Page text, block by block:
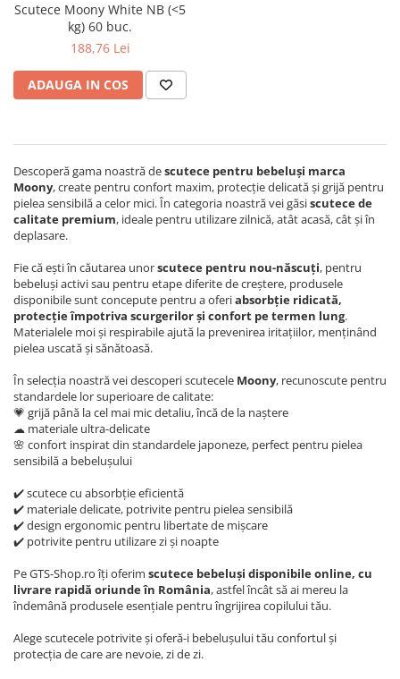
Scutece Moony White NB (<5
kg) 60 buc.
188,76 Lei
ADAUGA IN COS
Descoperă gama noastră descutece pentru bebeluși marca
Moony, create pentru confort maxim, protecție delicată și grijă pentru
pielea sensibilă a celor mici. În categoria noastră vei găsiscutece de
calitate premium, ideale pentru utilizare zilnică, atât acasă, cât și în
deplasare.
Fie că ești în căutarea unorscutece pentru nou-născuți, pentru
bebeluși activi sau pentru etape diferite de creștere, produsele
disponibile sunt concepute pentru a oferiabsorbție ridicată,
protecție împotriva scurgerilor și confort pe termen lung.
Materialele moi și respirabile ajută la prevenirea iritațiilor, menținând
pielea uscată și sănătoasă.
În selecția noastră vei descoperi scutecele Moony, recunoscute pentru
standardele lor superioare de calitate:
💗 grijă până la cel mai mic detaliu, încă de la naștere
☁ materiale ultra-delicate
🌸 confort inspirat din standardele japoneze, perfect pentru pielea
sensibilă a bebelușului
✔️ scutece cu absorbție eficientă
✔️ materiale delicate, potrivite pentru pielea sensibilă
✔️ design ergonomic pentru libertate de mișcare
✔️ potrivite pentru utilizare zi și noapte
Pe GTS-Shop.ro îți oferim scutece bebeluși disponibile online, cu
livrare rapidă oriunde în România, astfel încât să ai mereu la
îndemână produsele esențiale pentru îngrijirea copilului tău.
Alege scutecele potrivite și oferă-i bebelușului tău confortul și
protecția de care are nevoie, zi de zi.